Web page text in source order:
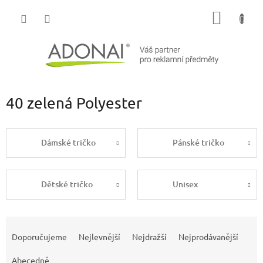
40 zelená Polyester
Dámské tričko Pánské tričko
Dětské tričko Unisex
Doporučujeme Nejlevnější Nejdražší Nejprodávanější
Abecedně